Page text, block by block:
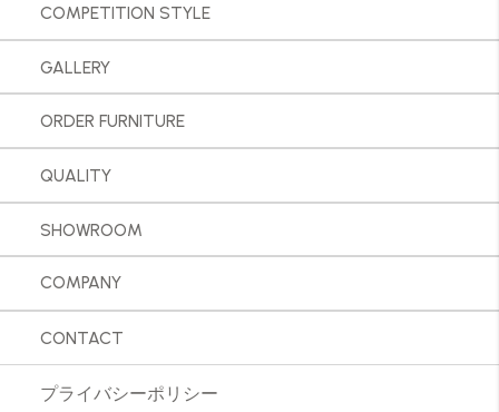
COMPETITION STYLE
GALLERY
ORDER FURNITURE
QUALITY
SHOWROOM
COMPANY
CONTACT
プライバシーポリシー